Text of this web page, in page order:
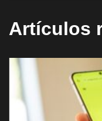
Artículos